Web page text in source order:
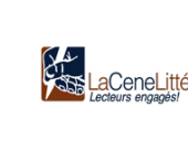
contenu